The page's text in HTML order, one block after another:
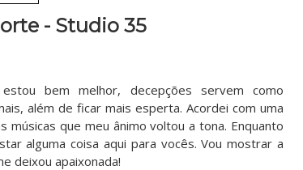
- Studio 35
bem melhor, decepções servem como
além de ficar mais esperta. Acordei com uma
músicas que meu ânimo voltou a tona. Enquanto
alguma coisa aqui para vocês. Vou mostrar a
deixou apaixonada!